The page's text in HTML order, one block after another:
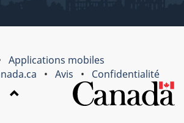
Applications mobiles
Avis
Confidentialité